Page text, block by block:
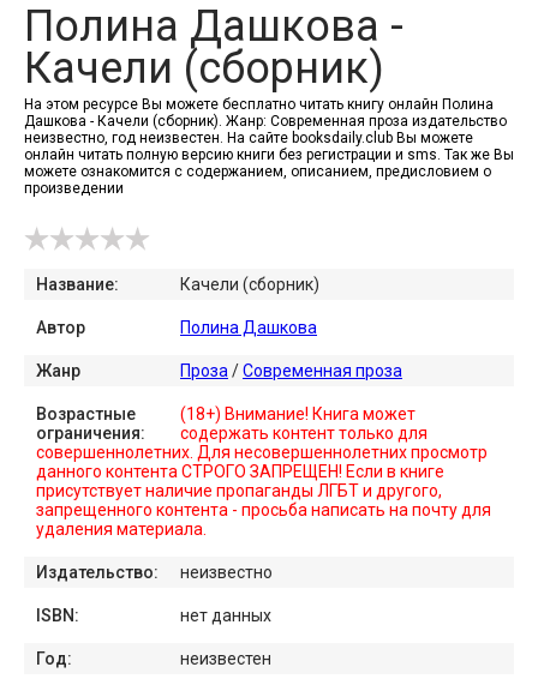
Полина Дашкова -
Качели (сборник)
На этом ресурсе Вы можете бесплатно читать книгу онлайн Полина
Дашкова - Качели (сборник). Жанр: Современная проза издательство
неизвестно, год неизвестен. На сайте booksdaily.club Вы можете
онлайн читать полную версию книги без регистрации и sms. Так же Вы
можете ознакомится с содержанием, описанием, предисловием о
произведении
Название: Качели (сборник)
Автор Полина Дашкова
Жанр Проза /Современная проза
Возрастные
ограничения:
(18+) Внимание! Книга может
содержать контент только для
совершеннолетних. Для несовершеннолетних просмотр
данного контента СТРОГО ЗАПРЕЩЕН! Если в книге
присутствует наличие пропаганды ЛГБТ и другого,
запрещенного контента - просьба написать на почту для
удаления материала.
Издательство: неизвестно
ISBN: нет данных
Год: неизвестен